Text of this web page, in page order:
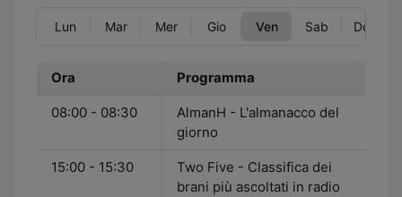
Lun Mar Mer Gio Ven Sab Dom
Ora Programma
08:00 - 08:30
AlmanH - L'almanacco del
giorno
15:00 - 15:30
Two Five - Classifica dei
brani più ascoltati in radio